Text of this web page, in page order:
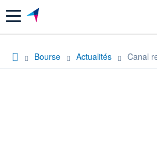
Menu
Bourse Actualités Canal